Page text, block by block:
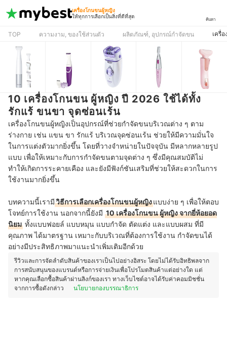
เครื่องโกนขนผู้หญิง
ให้ทุกการเลือกเป็นสิ่งที่ดีที่สุด
ค้นหา
TOP ความงาม, ของใช้ส่วนตัว ผลิตภัณฑ์, อุปกรณ์กำจัดขน เครื่
10 เครื่องโกนขน ผู้หญิง ปี 2026 ใช้ได้ทั้ง
รักแร้ ขนขา จุดซ่อนเร้น
เครื่องโกนขนผู้หญิงเป็นอุปกรณ์ที่ช่วยกำจัดขนบริเวณต่าง ๆ ตาม
ร่างกาย เช่น แขน ขา รักแร้ บริเวณจุดซ่อนเร้น ช่วยให้มีความมั่นใจ
ในการแต่งตัวมากยิ่งขึ้น โดยที่วางจำหน่ายในปัจจุบัน มีหลากหลายรูป
แบบ เพื่อให้เหมาะกับการกำจัดขนตามจุดต่าง ๆ ซึ่งมีคุณสมบัติไม่
ทำให้เกิดการระคายเคือง และยังมีฟังก์ชันเสริมที่ช่วยให้สะดวกในการ
ใช้งานมากยิ่งขึ้น
บทความนี้เรามีวิธีการเลือกเครื่องโกนขนผู้หญิงแบบง่าย ๆ เพื่อให้ตอบ
โจทย์การใช้งาน นอกจากนี้ยังมี 10 เครื่องโกนขน ผู้หญิง จากยี่ห้อยอด
นิยม ทั้งแบบฟอยล์ แบบหมุน แบบกำจัด ตัดแต่ง และแบบผสม ที่มี
คุณภาพ ได้มาตรฐาน เหมาะกับบริเวณที่ต้องการใช้งาน กำจัดขนได้
อย่างมีประสิทธิภาพมาแนะนำเพิ่มเติมอีกด้วย
รีวิวและการจัดลำดับสินค้าของเราเป็นไปอย่างอิสระ โดยไม่ได้รับอิทธิพลจาก
การสนับสนุนของแบรนด์หรือการจ่ายเงินเพื่อโปรโมตสินค้าแต่อย่างใด แต่
หากคุณเลือกซื้อสินค้าผ่านลิงก์ของเรา ทางเว็บไซต์อาจได้รับค่าคอมมิชชั่น
จากการซื้อดังกล่าว
นโยบายกองบรรณาธิการ